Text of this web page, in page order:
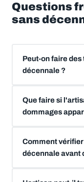
Questions
sans
Peut-on faire
décennale ?
Que faire si
dommages
Comment
décennale avant